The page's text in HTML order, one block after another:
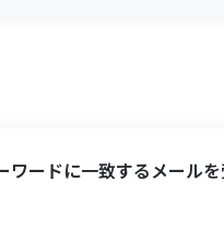
ワードに一致するメール